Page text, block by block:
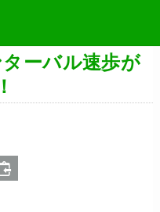
ターバル速歩が